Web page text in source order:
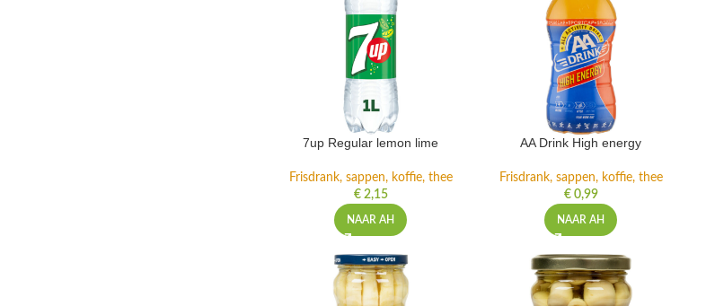
7up Regular lemon lime
Frisdrank, sappen, koffie, thee
€2,15
NAAR AH
AA Drink High energy
Frisdrank, sappen, koffie, thee
€0,99
NAAR AH